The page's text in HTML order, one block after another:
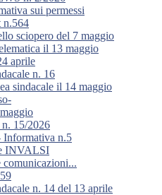
sui permessi
sciopero del 7 maggio
il 13 maggio
aprile
n. 16
sindacale il 14 maggio
15/2026
n.5
INVALSI
n. 14 del 13 aprile